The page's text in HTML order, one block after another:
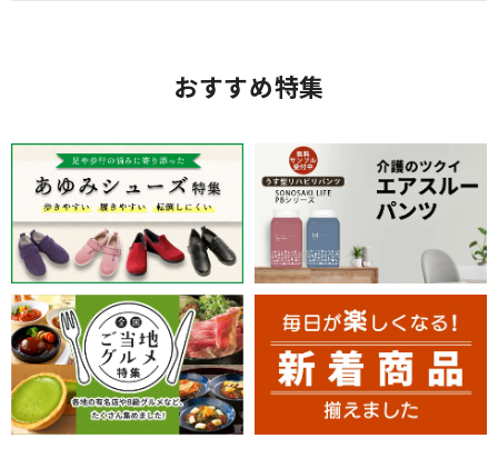
おすすめ特集